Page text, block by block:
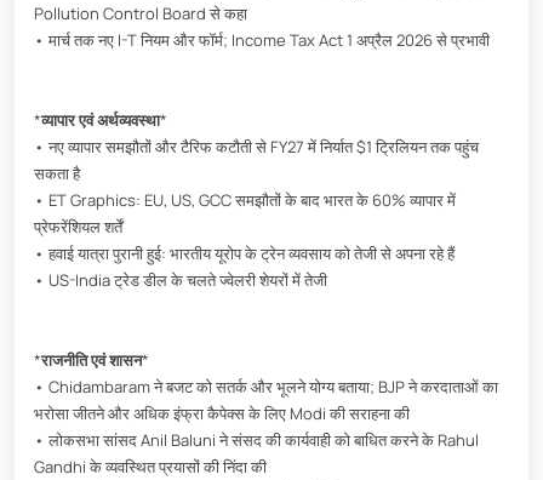
Pollution Control Board से कहा
• मार्च तक नए I-T नियम और फॉर्म; Income Tax Act 1 अप्रैल 2026 से प्रभावी
*व्यापार एवं अर्थव्यवस्था*
• नए व्यापार समझौतों और टैरिफ कटौती से FY27 में निर्यात $1 ट्रिलियन तक पहुंच
सकता है
• ET Graphics: EU, US, GCC समझौतों के बाद भारत के 60% व्यापार में
प्रेफरेंशियल शर्तें
• हवाई यात्रा पुरानी हुई: भारतीय यूरोप के ट्रेन व्यवसाय को तेजी से अपना रहे हैं
• US-India ट्रेड डील के चलते ज्वेलरी शेयरों में तेजी
*राजनीति एवं शासन*
• Chidambaram ने बजट को सतर्क और भूलने योग्य बताया; BJP ने करदाताओं का
भरोसा जीतने और अधिक इंफ्रा कैपेक्स के लिए Modi की सराहना की
• लोकसभा सांसद Anil Baluni ने संसद की कार्यवाही को बाधित करने के Rahul
Gandhi के व्यवस्थित प्रयासों की निंदा की